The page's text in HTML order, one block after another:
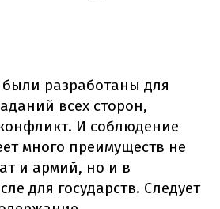
разработаны для
всех сторон,
И соблюдение
много преимуществ не
и армий, но и в
для государств. Следует